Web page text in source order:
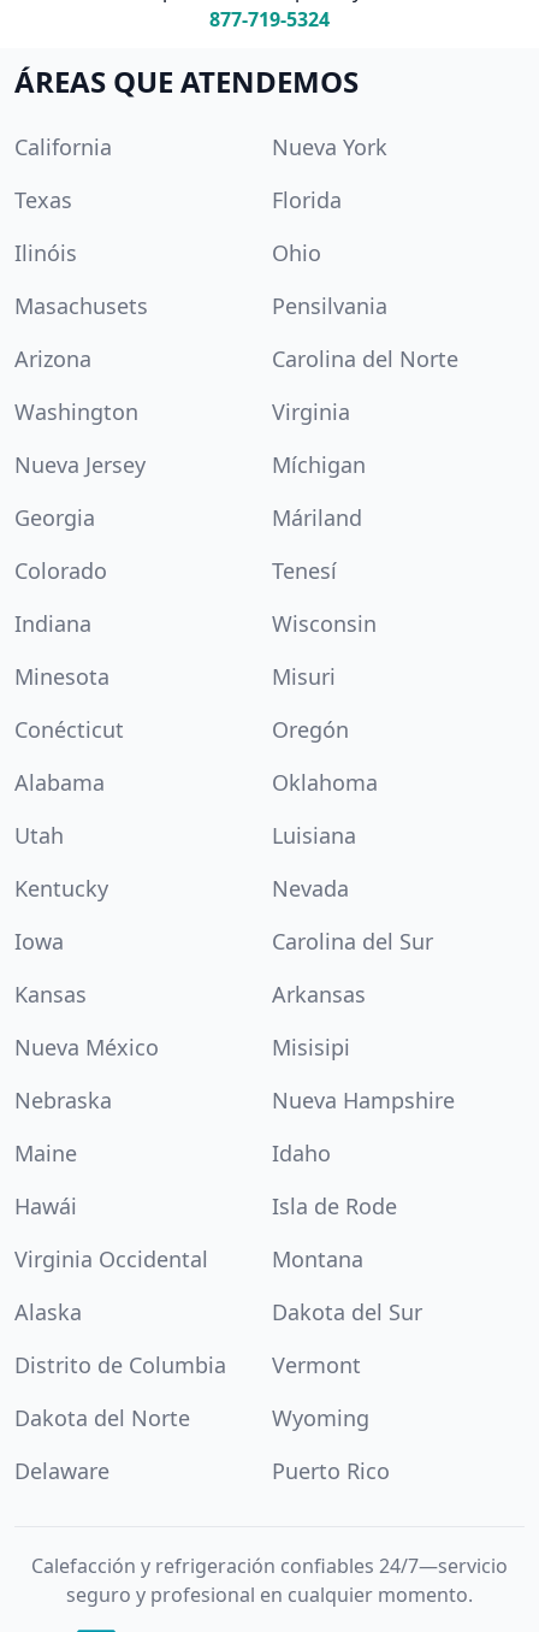
877-719-5324
ÁREAS QUE ATENDEMOS
California
Nueva York
Texas
Florida
Ilinóis
Ohio
Masachusets
Pensilvania
Arizona
Carolina del Norte
Washington
Virginia
Nueva Jersey
Míchigan
Georgia
Máriland
Colorado
Tenesí
Indiana
Wisconsin
Minesota
Misuri
Conécticut
Oregón
Alabama
Oklahoma
Utah
Luisiana
Kentucky
Nevada
Iowa
Carolina del Sur
Kansas
Arkansas
Nueva México
Misisipi
Nebraska
Nueva Hampshire
Maine
Idaho
Hawái
Isla de Rode
Virginia Occidental
Montana
Alaska
Dakota del Sur
Distrito de Columbia
Vermont
Dakota del Norte
Wyoming
Delaware
Puerto Rico
Calefacción y refrigeración confiables 24/7—servicio
seguro y profesional en cualquier momento.